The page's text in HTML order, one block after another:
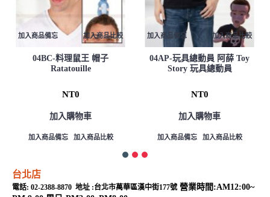
加入商品備忘 加入商品比較
04BC-料理鼠王 帽子
Ratatouille
NT0
加入購物車
加入商品備忘 加入商品比較
加入商品備忘 加入商品比較
04AP-玩具總動員 阿薛 Toy
Story 玩具總動員
NT0
加入購物車
加入商品備忘 加入商品比較
台北店
電話: 02-2388-8870 地址 :台北市萬華區漢中街177號 營業時間:AM12:00~